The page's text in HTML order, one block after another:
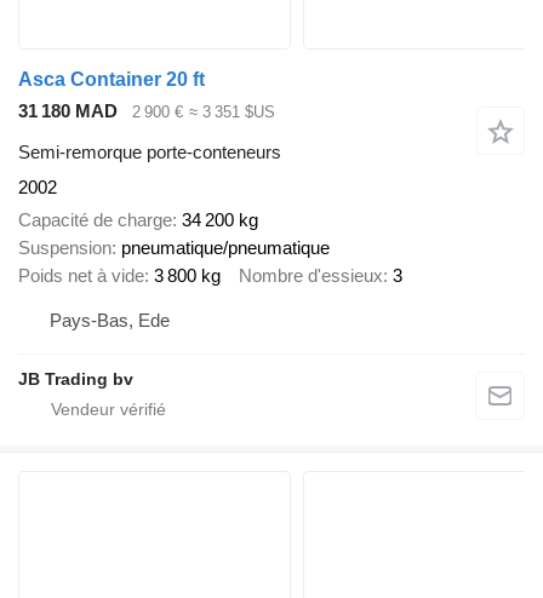
Asca Container 20 ft
31 180 MAD
2 900 € ≈ 3 351 $US
Semi-remorque porte-conteneurs
2002
Capacité de charge 34 200 kg
Suspension pneumatique/pneumatique
Poids net à vide 3 800 kg Nombre d'essieux 3
Pays-Bas, Ede
JB Trading bv